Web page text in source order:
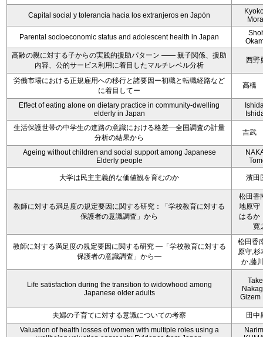
Capital social y tolerancia hacia los extranjeros en Japón
Parental socioeconomic status and adolescent health in Japan
高齢の親に対する子からの実践的援助パターン ―― 親子関係、援助
内容、公的サービス利用に着目したマルチレベル分析
西野
労働市場における正規雇用への移行と諸要因ー初職と転職経路など
に着目してー
高橋
Effect of eating alone on dietary practice in community-dwelling
elderly in Japan
生活保護世帯の中学生の進路の意識における格差―全国調査の計量
分析の結果から
吉武
Ageing without children and social support among Japanese
Elderly people
大学は民主主義的な価値観を育むのか 濱田
教師に対する満足度の規定要因に関する研究：「学校教育に対する
保護者の意識調査」から
松田香
地原守
はるか
寛
教師に対する満足度の規定要因に関する研究 ―「学校教育に対する
保護者の意識調査」から―
松田香
原守,杉
か,藤
Life satisfaction during the transition to widowhood among
Japanese older adults
Gizem
夫婦の子育てに対する意識についての考察
田中
Valuation of health losses of women with multiple roles using a